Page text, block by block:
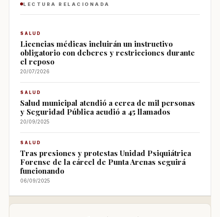
LECTURA RELACIONADA
SALUD
Licencias médicas incluirán un instructivo
obligatorio con deberes y restricciones durante
el reposo
20/07/2026
SALUD
Salud municipal atendió a cerca de mil personas
y Seguridad Pública acudió a 45 llamados
20/09/2025
SALUD
Tras presiones y protestas Unidad Psiquiátrica
Forense de la cárcel de Punta Arenas seguirá
funcionando
06/09/2025